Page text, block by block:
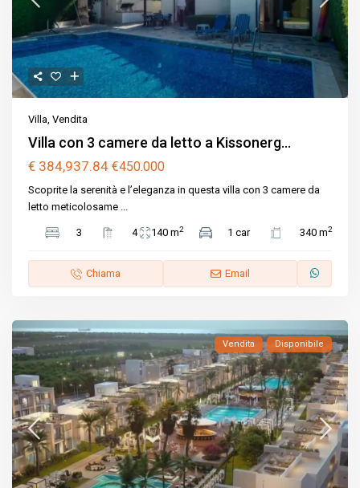
Villa,Vendita
Villa con 3 camere da letto a Kissonerg...
€ 384,937.84€450.000
Scoprite la serenità e l’eleganza in questa villa con 3 camere da
letto meticolosame ...
3 4 140 m2 1 car 340 m2
Chiama Email
Vendita Disponibile